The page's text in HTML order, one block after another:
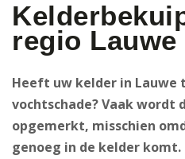
regio Lauwe
Heeft uw kelder in
vochtschade? Vaak
opgemerkt, misschien
genoeg in de kelder komt.